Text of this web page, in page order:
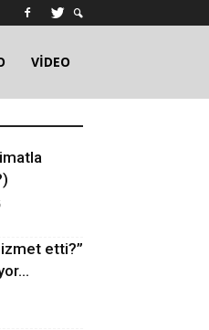
VİDEO
etti?”